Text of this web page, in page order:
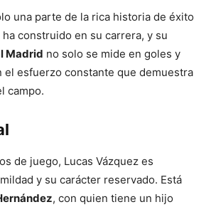
una parte de la rica historia de éxito
construido en su carrera, y su
Madrid no solo se mide en goles y
el esfuerzo constante que demuestra
campo.
de juego, Lucas Vázquez es
y su carácter reservado. Está
, con quien tiene un hijo